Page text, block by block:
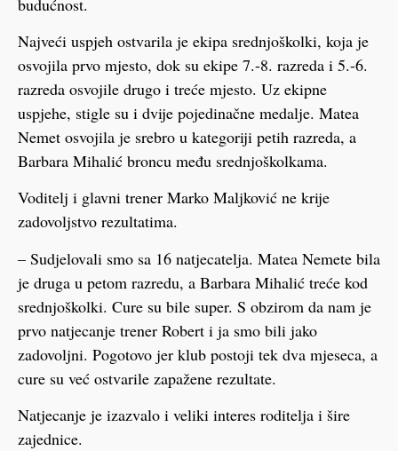
Najveći uspjeh ostvarila je ekipa srednjoškolki, koja je
osvojila prvo mjesto, dok su ekipe 7.-8. razreda i 5.-6.
razreda osvojile drugo i treće mjesto. Uz ekipne
uspjehe, stigle su i dvije pojedinačne medalje. Matea
Nemet osvojila je srebro u kategoriji petih razreda, a
Barbara Mihalić broncu među srednjoškolkama.
Voditelj i glavni trener Marko Maljković ne krije
zadovoljstvo rezultatima.
– Sudjelovali smo sa 16 natjecatelja. Matea Nemete bila
je druga u petom razredu, a Barbara Mihalić treće kod
srednjoškolki. Cure su bile super. S obzirom da nam je
prvo natjecanje trener Robert i ja smo bili jako
zadovoljni. Pogotovo jer klub postoji tek dva mjeseca, a
cure su već ostvarile zapažene rezultate.
Natjecanje je izazvalo i veliki interes roditelja i šire
zajednice.